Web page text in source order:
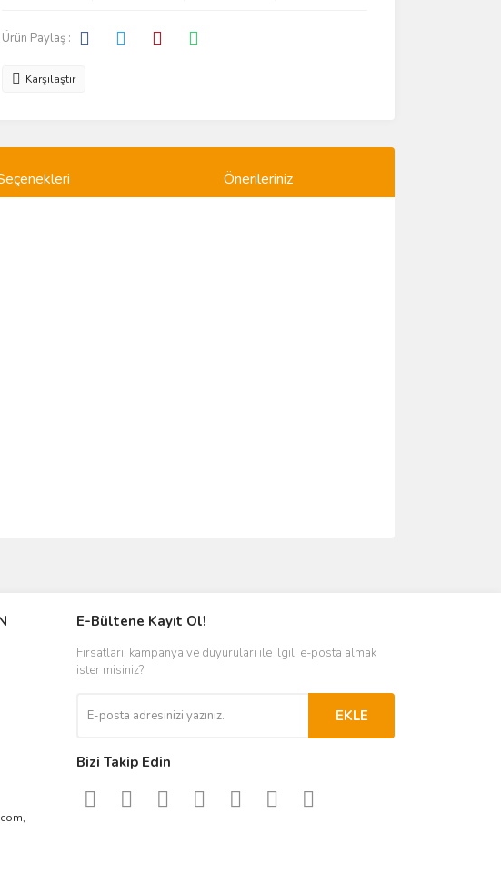
Ürün Paylaş :
Karşılaştır
Önerileriniz
E-Bültene Kayıt Ol!
Fırsatları, kampanya ve duyuruları ile ilgili e-posta almak
ister misiniz?
EKLE
Bizi Takip Edin